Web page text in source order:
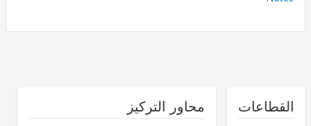
محاور التركيز